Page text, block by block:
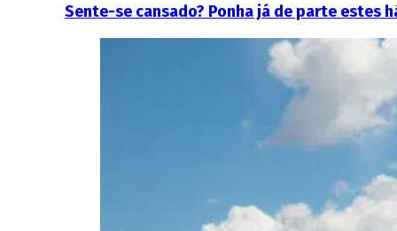
Sente-se cansado? Ponha já de parte estes